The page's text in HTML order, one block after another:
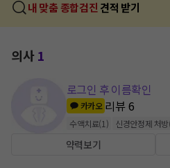
내 맞춤 종합검진 견적 받기
의사1
로그인 후 이름확인
카카오 리뷰6
수액치료(1 ) 신경안정제 처방(
약력보기